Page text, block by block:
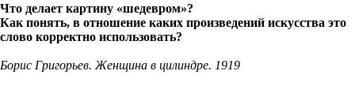
Что делает картину «шедевром»?
Как понять, в отношение каких произведений искусства это
слово корректно использовать?
Борис Григорьев. Женщина в цилиндре. 1919